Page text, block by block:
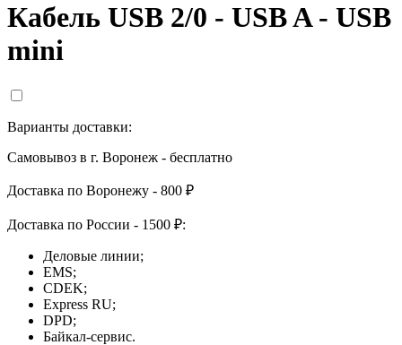
Кабель USB 2/0 - USB A - USB
mini
Варианты доставки:
Самовывоз в г. Воронеж - бесплатно
Доставка по Воронежу - 800 ₽
Доставка по России - 1500 ₽:
Деловые линии;
EMS;
CDEK;
Express RU;
DPD;
Байкал-сервис.